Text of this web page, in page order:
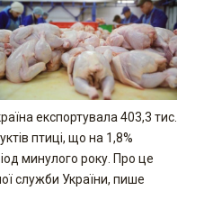
експортувала 403,3 тис.
птиці, що на 1,8%
минулого року. Про це
служби України, пише